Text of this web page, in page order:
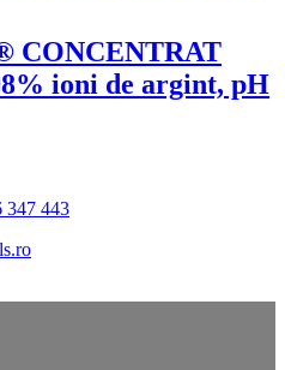
CONCENTRAT
ioni de argint, pH
347 443